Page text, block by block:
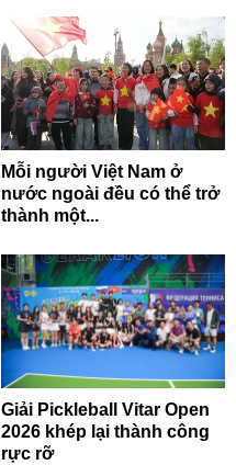
Mỗi người Việt Nam ở
nước ngoài đều có thể trở
thành một...
Giải Pickleball Vitar Open
2026 khép lại thành công
rực rỡ